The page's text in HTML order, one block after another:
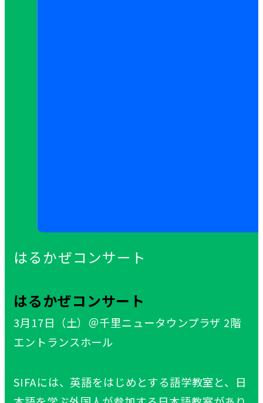
はるかぜコンサート
はるかぜコンサート
3月17日（土）＠千里ニュータウンプラザ 2階
エントランスホール
SIFAには、英語をはじめとする語学教室と、日